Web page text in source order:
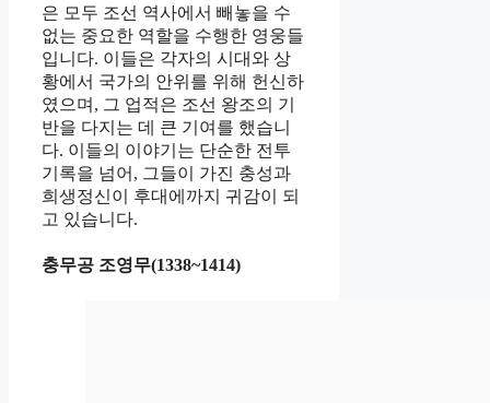
은 모두 조선 역사에서 빼놓을 수
없는 중요한 역할을 수행한 영웅들
입니다. 이들은 각자의 시대와 상
황에서 국가의 안위를 위해 헌신하
였으며, 그 업적은 조선 왕조의 기
반을 다지는 데 큰 기여를 했습니
다. 이들의 이야기는 단순한 전투
기록을 넘어, 그들이 가진 충성과
희생정신이 후대에까지 귀감이 되
고 있습니다.
충무공 조영무(1338~1414)